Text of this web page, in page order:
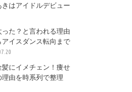
はアイドルデビュー
た？と言われる理由
アイスダンス転向まで
髪にイメチェン！痩せ
由を時系列で整理